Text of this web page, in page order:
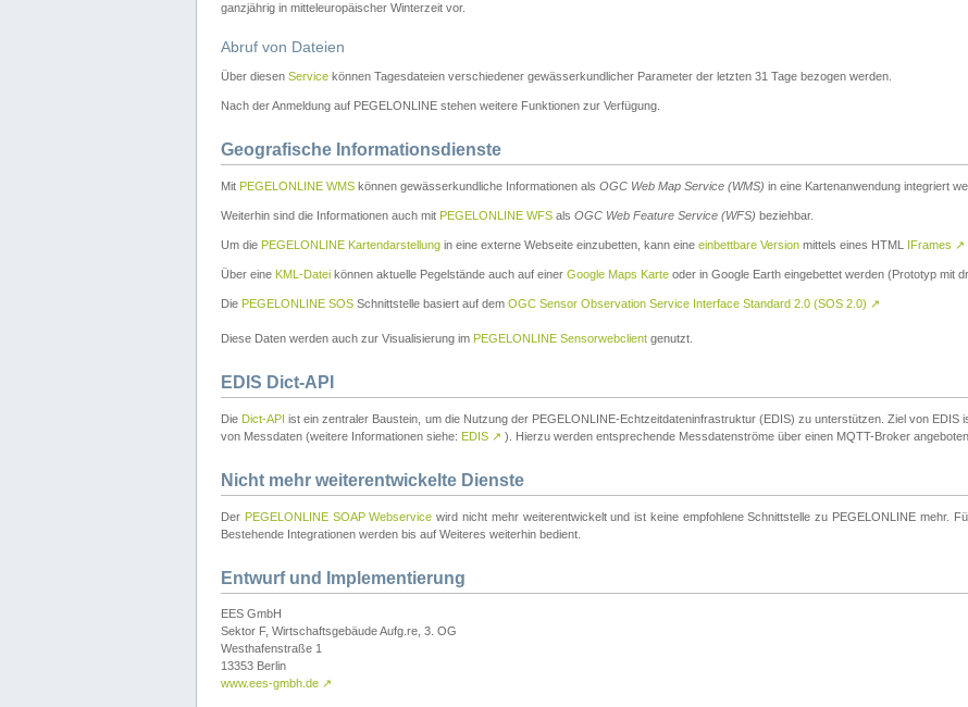
ganzjährig in mitteleuropäischer Winterzeit vor.
Abruf von Dateien
Über diesen Service können Tagesdateien verschiedener gewässerkundlicher Parameter der letzten 31 Tage bezogen werden.
Nach der Anmeldung auf PEGELONLINE stehen weitere Funktionen zur Verfügung.
Geografische Informationsdienste
Mit PEGELONLINE WMS können gewässerkundliche Informationen als OGC Web Map Service (WMS) in eine Kartenanwendung integriert
Weiterhin sind die Informationen auch mit PEGELONLINE WFS als OGC Web Feature Service (WFS) beziehbar.
Um die PEGELONLINE Kartendarstellung in eine externe Webseite einzubetten, kann eine einbettbare Version mittels eines HTML IFrames ↗
Über eine KML-Datei können aktuelle Pegelstände auch auf einer Google Maps Karte oder in Google Earth eingebettet werden (Prototyp mit
Die PEGELONLINE SOS Schnittstelle basiert auf dem OGC Sensor Observation Service Interface Standard 2.0 (SOS 2.0) ↗
Diese Daten werden auch zur Visualisierung im PEGELONLINE Sensorwebclient genutzt.
EDIS Dict-API
Die Dict-API ist ein zentraler Baustein, um die Nutzung der PEGELONLINE-Echtzeitdateninfrastruktur (EDIS) zu unterstützen. Ziel von EDIS
von Messdaten (weitere Informationen siehe: EDIS ↗ ). Hierzu werden entsprechende Messdatenströme über einen MQTT-Broker angeboten.
Nicht mehr weiterentwickelte Dienste
Der PEGELONLINE SOAP Webservice wird nicht mehr weiterentwickelt und ist keine empfohlene Schnittstelle zu PEGELONLINE mehr.
Bestehende Integrationen werden bis auf Weiteres weiterhin bedient.
Entwurf und Implementierung
EES GmbH
Sektor F, Wirtschaftsgebäude Aufg.re, 3. OG
Westhafenstraße 1
13353 Berlin
www.ees-gmbh.de ↗